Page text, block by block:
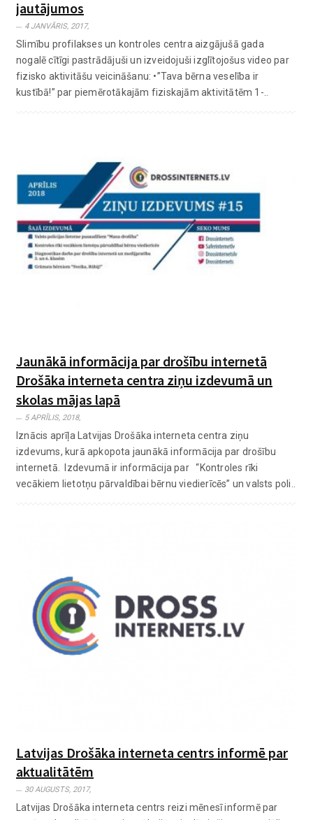
jautājumos
4 JANVĀRIS, 2017,
Slimību profilakses un kontroles centra aizgājušā gada
nogalē cītīgi pastrādājuši un izveidojuši izglītojošus video par
fizisko aktivitāšu veicināšanu: •”Tava bērna veselība ir
kustībā!” par piemērotākajām fiziskajām aktivitātēm 1-..
Jaunākā informācija par drošību internetā
Drošāka interneta centra ziņu izdevumā un
skolas mājas lapā
5 APRĪLIS, 2018,
Iznācis aprīļa Latvijas Drošāka interneta centra ziņu
izdevums, kurā apkopota jaunākā informācija par drošību
internetā. Izdevumā ir informācija par “Kontroles rīki
vecākiem lietotņu pārvaldībai bērnu viedierīcēs” un valsts poli..
Latvijas Drošāka interneta centrs informē par
aktualitātēm
30 AUGUSTS, 2017,
Latvijas Drošāka interneta centrs reizi mēnesī informē par